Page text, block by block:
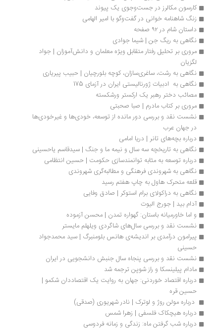
کارسون مکالرز در جست‌وجوی یک پیوند
زنگ شاهنامه خوانی در گفت‌وگو با امیر الهامی
داستان شام در ۹۲ صفحه
نگاهی به ریگ جن | شیما جوادی
نگاهی به رشت، ساغری‌سازان، کوچه بلورچیان | حبیب پیریاری
نگاهی به  ادبیات ژورنالیستی ایران در آزمای 175
مصائب دختر رهبر یک ارکستر ورشکسته
مروری بر کتاب مادرم | صبا صحبتی
نشست نقد و بررسی دور مانده از توسعه، خودی‌ها و غیرخودی‌ها
در جهان عرب
درباره بچه‌های تانر | دریا امامی
نگاهی به تاریخچه سه سال و نیمه ما و جنگ | سیدقاسم یاحسینی
درباره توسعه به مثابه توانمندسازی حکومت | حسین انتظامی
نگاهی به شهروندی فرهنگی و مطالبه‌گری شهروندی
قلعه متحرک هاول به چاپ هفتم رسید
نگاهی به دراکولای برام استوکر | صادق وفایی
آدام بید | جورج الیوت
و اما خاورمیانه باستان: گهواره تمدن | محسن آزموده
نشست نقد و بررسی سال‌های شاگردی ویلهلم مایستر
پیرامون درآمدی بر اندیشه‌ی هانس بلومنبرگ | سید محمدجواد
حسینی
نشست نقد و بررسی پنجاه سال جنبش دانشجویی در ایران
مادام پیلینسکا و راز شوپن ترجمه شد
درباره اقتصاد خوردنی: جهان به روایت یک اقتصاددان شکمو |
حسین قره
درباره مولن روژ و لوترک | نادر شهریوری (صدقی)
درباره هیچکاک فلسفی | زهرا شمس
درباره شب گرفتن ماه: زندگی و زمانه فردوسی